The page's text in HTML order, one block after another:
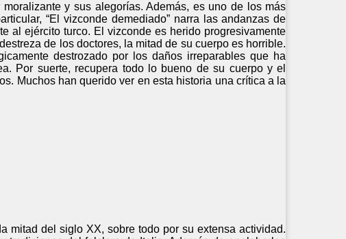
y sus alegorías. Además, es uno de los más
“El vizconde demediado” narra las andanzas de
al ejército turco. El vizconde es herido progresivamente
de los doctores, la mitad de su cuerpo es horrible.
destrozado por los daños irreparables que ha
Por suerte, recupera todo lo bueno de su cuerpo y el
Muchos han querido ver en esta historia una crítica a la
mitad del siglo XX, sobre todo por su extensa actividad.